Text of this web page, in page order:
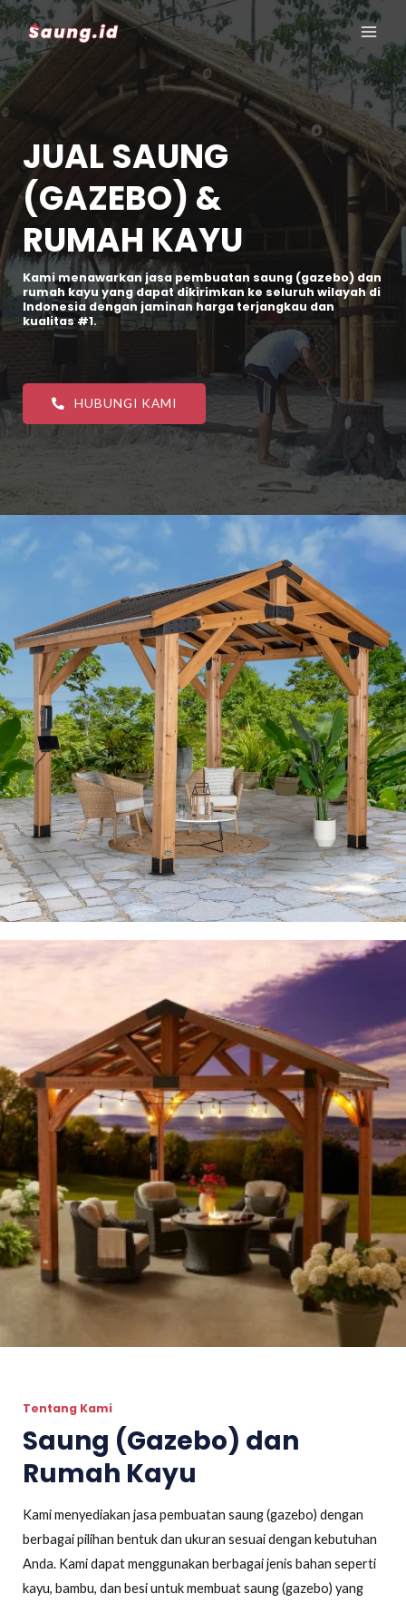
JUAL SAUNG
(GAZEBO) &
RUMAH KAYU
Kami menawarkan jasa pembuatan saung (gazebo) dan
rumah kayu yang dapat dikirimkan ke seluruh wilayah di
Indonesia dengan jaminan harga terjangkau dan
kualitas #1.
HUBUNGI KAMI
Tentang Kami
Saung (Gazebo) dan
Rumah Kayu
Kami menyediakan jasa pembuatan saung (gazebo) dengan
berbagai pilihan bentuk dan ukuran sesuai dengan kebutuhan
Anda. Kami dapat menggunakan berbagai jenis bahan seperti
kayu, bambu, dan besi untuk membuat saung (gazebo) yang